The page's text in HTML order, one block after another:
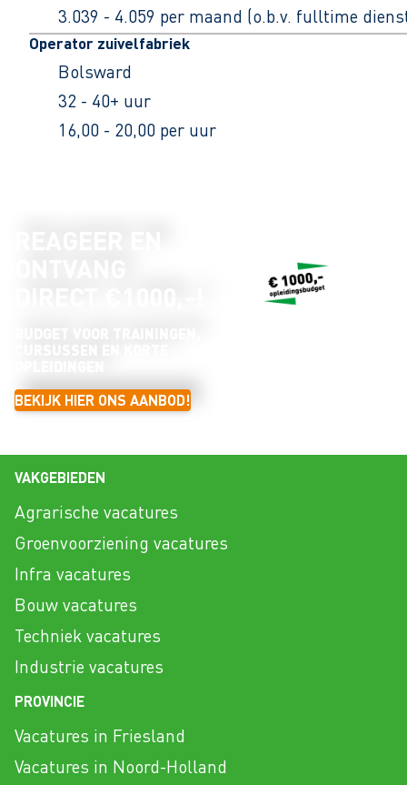
3.039 - 4.059 per maand (o.b.v. fulltime
Operator zuivelfabriek
Bolsward
32 - 40+ uur
16,00 - 20,00 per uur
BEKIJK HIER ONS AANBOD!
VAKGEBIEDEN
Agrarische vacatures
Groenvoorziening vacatures
Infra vacatures
Bouw vacatures
Techniek vacatures
Industrie vacatures
PROVINCIE
Vacatures in Friesland
Vacatures in Noord-Holland